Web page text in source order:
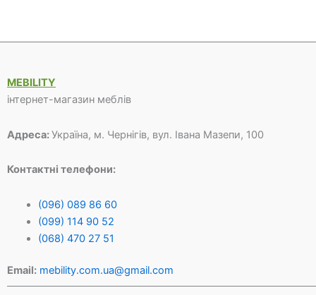
MEBILITY
інтернет-магазин меблів
Адреса:Україна, м. Чернігів, вул. Івана Мазепи, 100
Контактні телефони:
(096) 089 86 60
(099) 114 90 52
(068) 470 27 51
Email: mebility.com.ua@gmail.com